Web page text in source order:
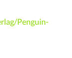
Penguin-